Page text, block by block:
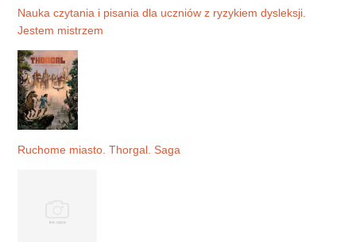
Nauka czytania i pisania dla uczniów z ryzykiem dysleksji.
Jestem mistrzem
Ruchome miasto. Thorgal. Saga